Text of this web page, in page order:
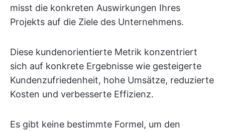
misst die konkreten Auswirkungen Ihres
Projekts auf die Ziele des Unternehmens.
Diese kundenorientierte Metrik konzentriert
sich auf konkrete Ergebnisse wie gesteigerte
Kundenzufriedenheit, hohe Umsätze, reduzierte
Kosten und verbesserte Effizienz.
Es gibt keine bestimmte Formel, um den